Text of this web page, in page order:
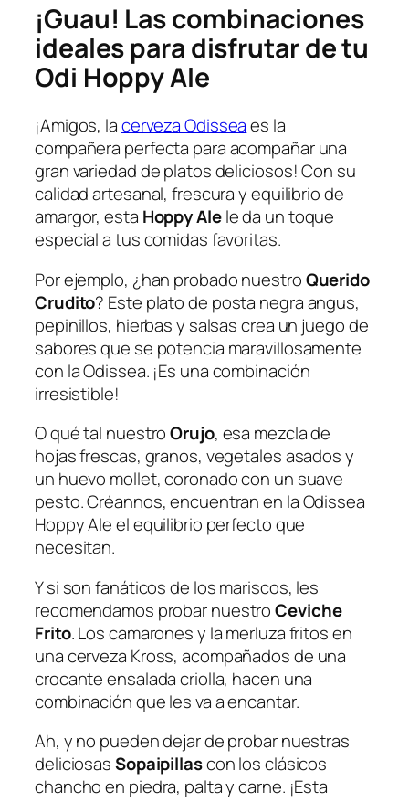
¡Guau! Las combinaciones
ideales para disfrutar de tu
Odi Hoppy Ale
¡Amigos, lacerveza Odisseaes la
compañera perfecta para acompañar una
gran variedad de platos deliciosos! Con su
calidad artesanal, frescura y equilibrio de
amargor, esta Hoppy Alele da un toque
especial a tus comidas favoritas.
Por ejemplo, ¿han probado nuestroQuerido
Crudito? Este plato de posta negra angus,
pepinillos, hierbas y salsas crea un juego de
sabores que se potencia maravillosamente
con la Odissea. ¡Es una combinación
irresistible!
O qué tal nuestroOrujo, esa mezcla de
hojas frescas, granos, vegetales asados y
un huevo mollet, coronado con un suave
pesto. Créannos, encuentran en la Odissea
Hoppy Ale el equilibrio perfecto que
necesitan.
Y si son fanáticos de los mariscos, les
recomendamos probar nuestroCeviche
Frito. Los camarones y la merluza fritos en
una cerveza Kross, acompañados de una
crocante ensalada criolla, hacen una
combinación que les va a encantar.
Ah, y no pueden dejar de probar nuestras
deliciosasSopaipillascon los clásicos
chancho en piedra, palta y carne. ¡Esta